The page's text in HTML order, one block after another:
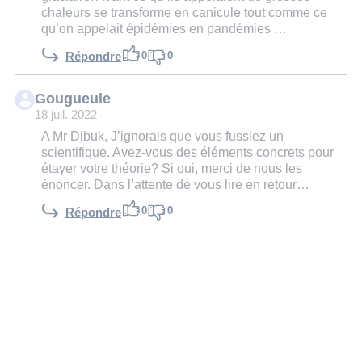
chaleurs se transforme en canicule tout comme ce
qu’on appelait épidémies en pandémies …
Répondre 0 0
Gougueule
18 juil. 2022
A Mr Dibuk, J’ignorais que vous fussiez un
scientifique. Avez-vous des éléments concrets pour
étayer votre théorie? Si oui, merci de nous les
énoncer. Dans l’attente de vous lire en retour…
Répondre 0 0